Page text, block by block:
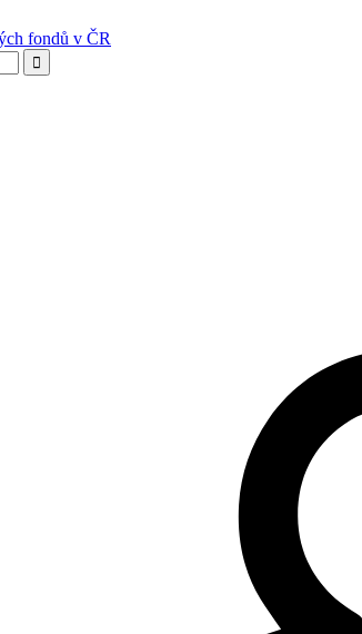
fondů v ČR